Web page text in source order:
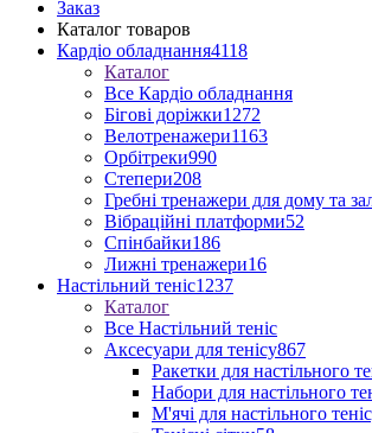
Заказ
Каталог товаров
Кардіо обладнання4118
Каталог
Все Кардіо обладнання
Бігові доріжки1272
Велотренажери1163
Орбітреки990
Степери208
Гребні тренажери для дому та
Вібраційні платформи52
Спінбайки186
Лижні тренажери16
Настільний теніс1237
Каталог
Все Настільний теніс
Аксесуари для тенісу867
Ракетки для настільного
Набори для настільного
М'ячі для настільного